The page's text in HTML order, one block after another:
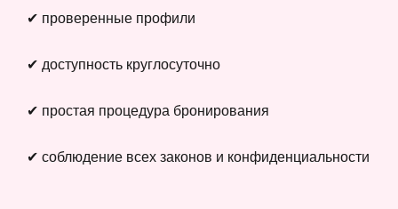
✔ проверенные профили
✔ доступность круглосуточно
✔ простая процедура бронирования
✔ соблюдение всех законов и конфиденциальности